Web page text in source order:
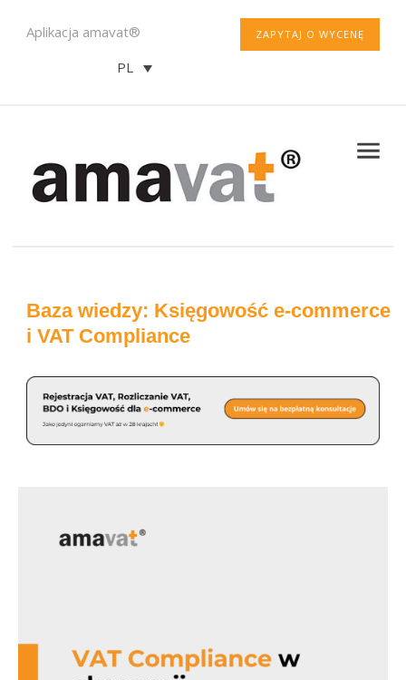
ZAPYTAJ O WYCENĘ
Aplikacja amavat®
PL
Baza wiedzy: Księgowość e-commerce
i VAT Compliance